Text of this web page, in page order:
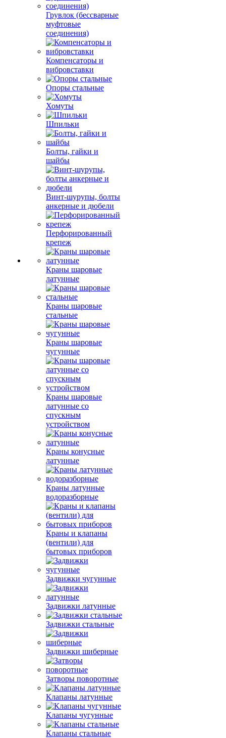
Грувлок (бессварные
муфтовые
соединения)
Компенсаторы и
вибровставки
Опоры стальные
Хомуты
Шпильки
Болты, гайки и
шайбы
Винт-шурупы, болты
анкерные и дюбели
Перфорированный
крепеж
Краны шаровые
латунные
Краны шаровые
стальные
Краны шаровые
чугунные
Краны шаровые
латунные со
спускным
устройством
Краны конусные
латунные
Краны латунные
водоразборные
Краны и клапаны
(вентили) для
бытовых приборов
Задвижки чугунные
Задвижки латунные
Задвижки стальные
Задвижки шиберные
Затворы поворотные
Клапаны латунные
Клапаны чугунные
Клапаны стальные